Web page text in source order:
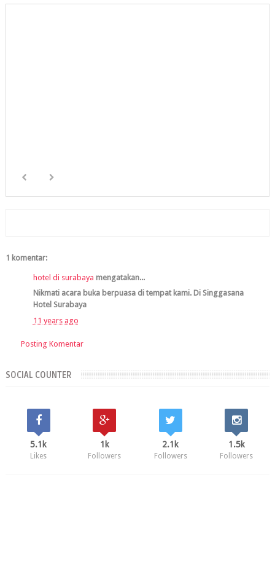
1 komentar:
hotel di surabaya mengatakan...
Nikmati acara buka berpuasa di tempat kami. Di Singgasana
Hotel Surabaya
11 years ago
Posting Komentar
SOCIAL COUNTER
5.1k
Likes
1k
Followers
2.1k
Followers
1.5k
Followers